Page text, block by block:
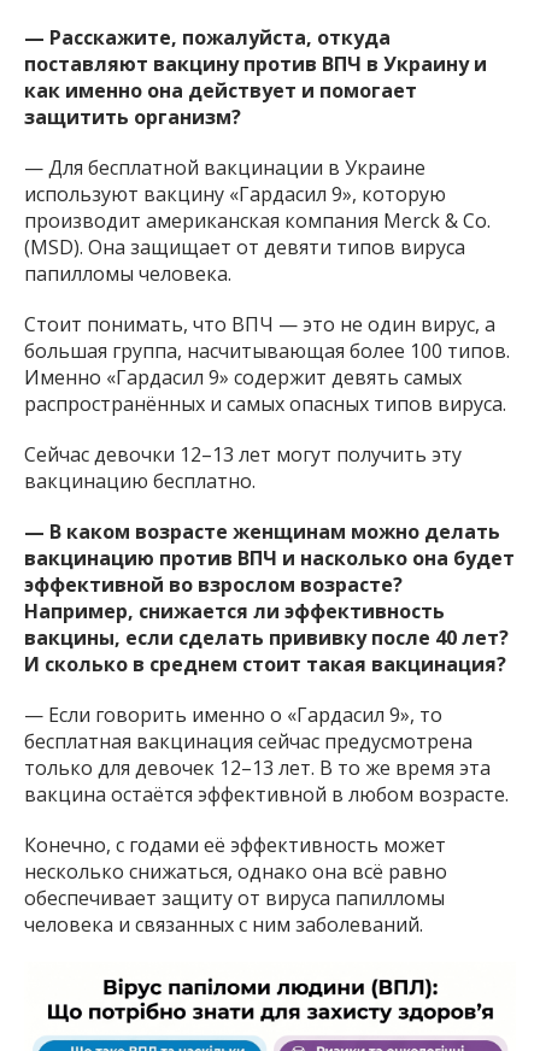
— Расскажите, пожалуйста, откуда
поставляют вакцину против ВПЧ в Украину и
как именно она действует и помогает
защитить организм?
— Для бесплатной вакцинации в Украине
используют вакцину «Гардасил 9», которую
производит американская компания Merck & Co.
(MSD). Она защищает от девяти типов вируса
папилломы человека.
Стоит понимать, что ВПЧ — это не один вирус, а
большая группа, насчитывающая более 100 типов.
Именно «Гардасил 9» содержит девять самых
распространённых и самых опасных типов вируса.
Сейчас девочки 12–13 лет могут получить эту
вакцинацию бесплатно.
— В каком возрасте женщинам можно делать
вакцинацию против ВПЧ и насколько она будет
эффективной во взрослом возрасте?
Например, снижается ли эффективность
вакцины, если сделать прививку после 40 лет?
И сколько в среднем стоит такая вакцинация?
— Если говорить именно о «Гардасил 9», то
бесплатная вакцинация сейчас предусмотрена
только для девочек 12–13 лет. В то же время эта
вакцина остаётся эффективной в любом возрасте.
Конечно, с годами её эффективность может
несколько снижаться, однако она всё равно
обеспечивает защиту от вируса папилломы
человека и связанных с ним заболеваний.